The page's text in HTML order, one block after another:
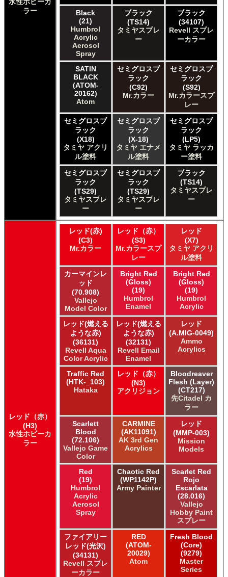
The Army Painter Warpaints Air
The Army Painter Warpaints Fanatic
The Scale Modellers Supply Master Series Paints Bones
The Scale Modellers Supply SMS
Xtracolor Xtracolor
ガイアノーツ ガイア エナメル カラー
ガイアノーツ ガイアカラー
タミヤ タミヤ アクリル塗料
タミヤ タミヤ アクリル塗料 (フラット)
タミヤ タミヤ エアーモデルスプレー
タミヤ タミヤ エナメル塗料
タミヤ タミヤ トップコート/サーフェイサー/プライマー
タミヤ タミヤ ラッカー塗料
タミヤ タミヤスプレー
タミヤ タミヤスプレー
タミヤ タミヤスプレーAS
ＧＳＩクレオス Master Series Paints Pathfinder
ＧＳＩクレオス Mr.カラー
ＧＳＩクレオス Mr.カラー GX
ＧＳＩクレオス Mr.カラー 色ノ源
ＧＳＩクレオス Mr.カラー スーパーメタリック 2
ＧＳＩクレオス Mr.カラースプレー
ＧＳＩクレオス Mr.クリアカラーGX
ＧＳＩクレオス Mr.クリスタルカラー
ＧＳＩクレオス Mr.サーフェイサー/プライマー
ＧＳＩクレオス Mr.トップコート
ＧＳＩクレオス Mr.メタリックカラーGX
ＧＳＩクレオス Mr.メタルカラー
ＧＳＩクレオス アクリジョン
ＧＳＩクレオス ガンダムカラー
ＧＳＩクレオス ガンダムカラー
ＧＳＩクレオス ガンダムカラースプレー
ＧＳＩクレオス ガンダムカラースプレー
ＧＳＩクレオス ガンダムマーカー
ＧＳＩクレオス 水性ホビーカラー
ラー
Black
(21)
Humbrol
Acrylic
Aerosol
Spray
ブラック
(TS14)
タミヤスプレ
ー
ブラック
(34107)
Revell スプレ
ーカラー
SATIN
BLACK
(ATOM-
20162)
Atom
セミグロスブ
ラック
(C92)
Mr.カラー
セミグロスブ
ラック
(S92)
Mr.カラースプ
レー
セミグロスブ
ラック
(X18)
タミヤ アクリ
ル塗料
セミグロスブ
ラック
(X-18)
タミヤ エナメ
ル塗料
セミグロスブ
ラック
(LP5)
タミヤ ラッカ
ー塗料
セミグロスブ
ラック
(TS29)
タミヤスプレ
ー
セミグロスブ
ラック
(TS29)
タミヤスプレ
ー
ブラック
(TS14)
タミヤスプレ
ー
レッド（赤）
(H3)
水性ホビーカ
ラー
レッド(赤)
(C3)
Mr.カラー
レッド（赤）
(S3)
Mr.カラースプ
レー
レッド
(X7)
タミヤ アクリ
ル塗料
カーマインレ
ッド
(70.908)
Vallejo
Model Color
Bright Red
(Gloss)
(19)
Humbrol
Enamel
Bright Red
(Gloss)
(19)
Humbrol
Acrylic
レッド(燃える
ような赤)
(36131)
Revell Aqua
Color Acrylic
レッド(燃える
ような赤)
(32131)
Revell Email
Enamel
レッド
(A.MIG-0049)
Ammo
Acrylics
Traffic Red
(HTK-_103)
Hataka
レッド（赤）
(N3)
アクリジョン
Bloodreaver
Flesh (Layer)
(CT217)
先Citadel カ
ラー
Scarlett
Blood
(72.106)
Vallejo Game
Color
CARMINE
(AK11091)
AK 3rd Gen
Acrylics
レッド
(MMP-003)
Mission
Models
Red
(19)
Humbrol
Acrylic
Aerosol
Spray
Chaotic Red
(WP1142P)
Army Painter
Scarlet Red
Rojo
Escarlata
(28.016)
Vallejo
Hobby Paint
スプレー
ファイアリー
レッド(光沢)
(34131)
Revell スプレ
ーカラー
RED
(ATOM-
20029)
Atom
Fresh Blood
(Core)
(9279)
Master
Series